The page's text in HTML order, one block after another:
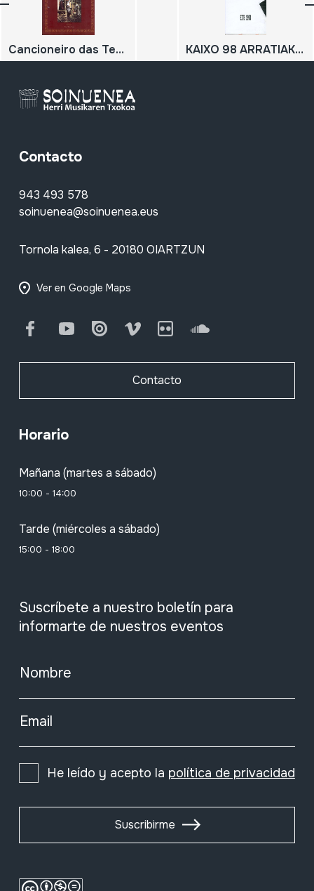
Cancioneiro das Terras do Riós. Volume 1 KAIXO 98 ARRATIAKO JOTEA
Contacto
943 493 578
soinuenea@soinuenea.eus
Tornola kalea, 6 - 20180 OIARTZUN
Ver en Google Maps
FacebookYoutube Issuu Vimeo Flickr SoundCloud
Contacto
Horario
Mañana (martes a sábado)
10:00 - 14:00
Tarde (miércoles a sábado)
15:00 - 18:00
Suscríbete a nuestro boletín para
informarte de nuestros eventos
Nombre
Email
He leído y acepto la política de privacidad
Suscribirme